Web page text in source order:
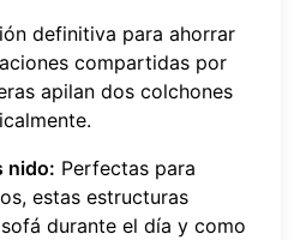
definitiva para ahorrar
compartidas por
apilan dos colchones
nido: Perfectas para
estas estructuras
durante el día y como